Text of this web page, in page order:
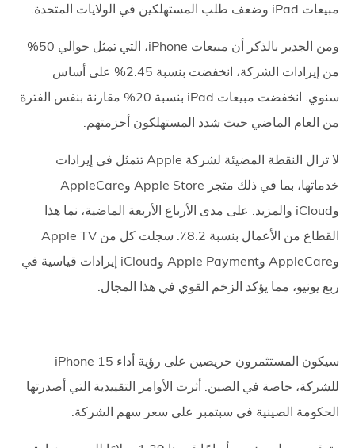
مبيعات iPad وضعف طلب المستهلكين في الولايات المتحدة.
ومن الجدير بالذكر أن مبيعات iPhone، التي تمثل حوالي 50%
من إيرادات الشركة، انخفضت بنسبة 2.45% على أساس
سنوي. انخفضت مبيعات iPad بنسبة 20% مقارنة بنفس الفترة
من العام الماضي حيث شدد المستهلكون أحزمتهم.
لا تزال النقطة المضيئة لشركة Apple تتمثل في إيرادات
خدماتها، بما في ذلك متجر Apple Store وAppleCare
وiCloud والمزيد. على مدى الأرباع الأربعة الماضية، نما هذا
القطاع من الأعمال بنسبة 8.2٪. سجلت كل من Apple TV
وAppleCare وApple Payment وiCloud إيرادات قياسية في
ربع يونيو، مما يؤكد الزخم القوي في هذا المجال.
سيكون المستثمرون حريصين على رؤية أداء iPhone 15
للشركة، خاصة في الصين. أثرت الأوامر التقييدية التي أصدرتها
الحكومة الصينية في سبتمبر على سعر سهم الشركة.